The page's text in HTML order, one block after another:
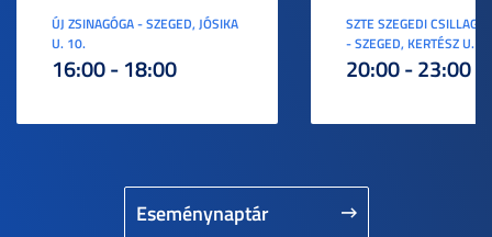
Eseménynaptár
ÚJ ZSINAGÓGA - SZEGED, JÓSIKA
U. 10.
16:00 - 18:00
SZTE SZEGEDI
- SZEGED, KERTÉSZ U. 3.
20:00 - 23:00